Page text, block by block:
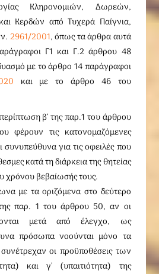
Κληρονομιών, Δωρεών,
Κερδών από Τυχερά Παίγνια,
2961/2001, όπως τα άρθρα αυτά
Γ1 και Γ.2 άρθρου 48
με το άρθρο 14 παράγραφοι
και με το άρθρο 46 του
β’ της παρ.1 του άρθρου
φέρουν τις κατονομαζόμενες
συνυπεύθυνα για τις οφειλές που
κατά τη διάρκεια της θητείας
χρόνου βεβαίωσής τους.
με τα οριζόμενα στο δεύτερο
παρ. 1 του άρθρου 50, αν οι
μετά από έλεγχο, ως
πρόσωπα νοούνται μόνο τα
οι προϋποθέσεις των
και γ’ (υπαιτιότητα) της